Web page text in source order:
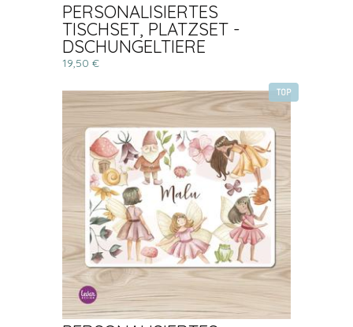
PERSONALISIERTES
TISCHSET, PLATZSET -
DSCHUNGELTIERE
19,50 €
TOP